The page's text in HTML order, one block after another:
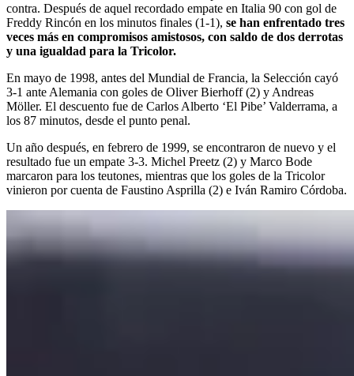
contra. Después de aquel recordado empate en Italia 90 con gol de
Freddy Rincón en los minutos finales (1-1), se han enfrentado tres
veces más en compromisos amistosos, con saldo de dos derrotas
y una igualdad para la Tricolor.
En mayo de 1998, antes del Mundial de Francia, la Selección cayó
3-1 ante Alemania con goles de Oliver Bierhoff (2) y Andreas
Möller. El descuento fue de Carlos Alberto ‘El Pibe’ Valderrama, a
los 87 minutos, desde el punto penal.
Un año después, en febrero de 1999, se encontraron de nuevo y el
resultado fue un empate 3-3. Michel Preetz (2) y Marco Bode
marcaron para los teutones, mientras que los goles de la Tricolor
vinieron por cuenta de Faustino Asprilla (2) e Iván Ramiro Córdoba.